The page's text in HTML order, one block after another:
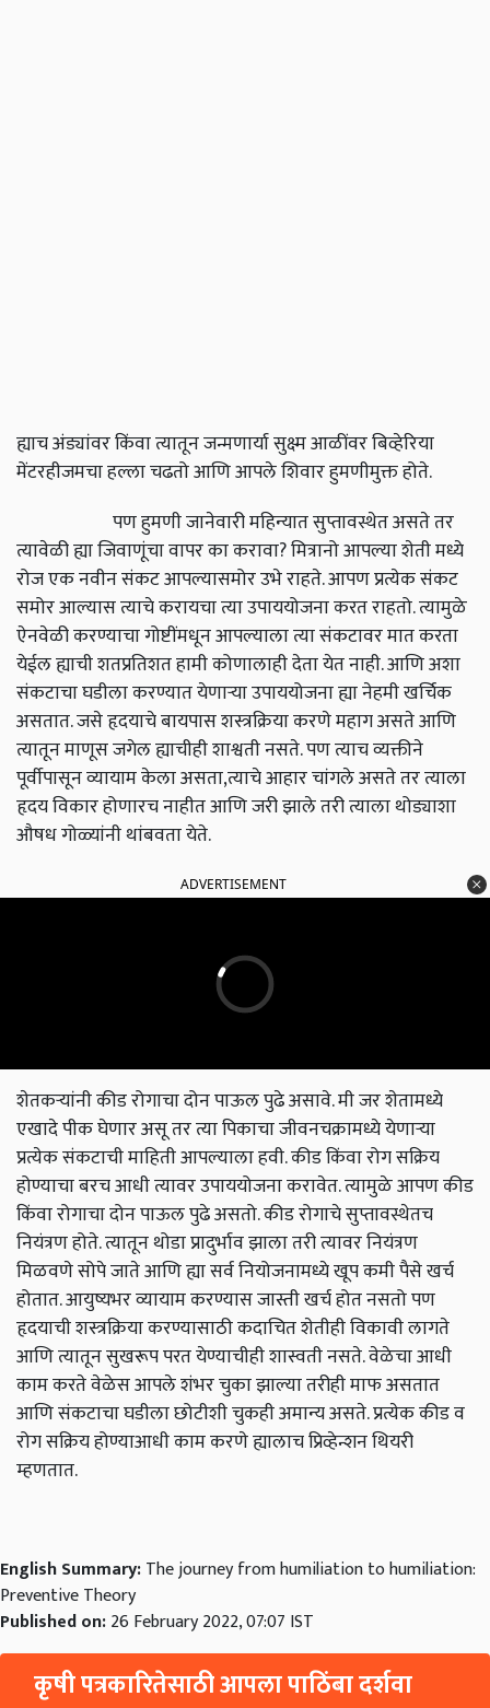
ह्याच अंड्यांवर किंवा त्यातून जन्मणार्या सुक्ष्म आळींवर बिव्हेरिया
मेंटरहीजमचा हल्ला चढतो आणि आपले शिवार हुमणीमुक्त होते.
पण हुमणी जानेवारी महिन्यात सुप्तावस्थेत असते तर
त्यावेळी ह्या जिवाणूंचा वापर का करावा? मित्रानो आपल्या शेती मध्ये
रोज एक नवीन संकट आपल्यासमोर उभे राहते. आपण प्रत्येक संकट
समोर आल्यास त्याचे करायचा त्या उपाययोजना करत राहतो. त्यामुळे
ऐनवेळी करण्याचा गोष्टींमधून आपल्याला त्या संकटावर मात करता
येईल ह्याची शतप्रतिशत हामी कोणालाही देता येत नाही. आणि अशा
संकटाचा घडीला करण्यात येणाऱ्या उपाययोजना ह्या नेहमी खर्चिक
असतात. जसे हृदयाचे बायपास शस्त्रक्रिया करणे महाग असते आणि
त्यातून माणूस जगेल ह्याचीही शाश्वती नसते. पण त्याच व्यक्तीने
पूर्वीपासून व्यायाम केला असता,त्याचे आहार चांगले असते तर त्याला
हृदय विकार होणारच नाहीत आणि जरी झाले तरी त्याला थोड्याशा
औषध गोळ्यांनी थांबवता येते.
ADVERTISEMENT
शेतकऱ्यांनी कीड रोगाचा दोन पाऊल पुढे असावे. मी जर शेतामध्ये
एखादे पीक घेणार असू तर त्या पिकाचा जीवनचक्रामध्ये येणाऱ्या
प्रत्येक संकटाची माहिती आपल्याला हवी. कीड किंवा रोग सक्रिय
होण्याचा बरच आधी त्यावर उपाययोजना करावेत. त्यामुळे आपण कीड
किंवा रोगाचा दोन पाऊल पुढे असतो. कीड रोगाचे सुप्तावस्थेतच
नियंत्रण होते. त्यातून थोडा प्रादुर्भाव झाला तरी त्यावर नियंत्रण
मिळवणे सोपे जाते आणि ह्या सर्व नियोजनामध्ये खूप कमी पैसे खर्च
होतात. आयुष्यभर व्यायाम करण्यास जास्ती खर्च होत नसतो पण
हृदयाची शस्त्रक्रिया करण्यासाठी कदाचित शेतीही विकावी लागते
आणि त्यातून सुखरूप परत येण्याचीही शास्वती नसते. वेळेचा आधी
काम करते वेळेस आपले शंभर चुका झाल्या तरीही माफ असतात
आणि संकटाचा घडीला छोटीशी चुकही अमान्य असते. प्रत्येक कीड व
रोग सक्रिय होण्याआधी काम करणे ह्यालाच प्रिव्हेन्शन थियरी
म्हणतात.
English Summary:The journey from humiliation to humiliation:
Preventive Theory
Published on:26 February 2022, 07:07 IST
कृषी पत्रकारितेसाठी आपला पाठिंबा दर्शवा